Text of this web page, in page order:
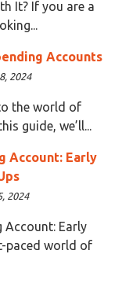
It? If you are a
Accounts
2024
the world of
guide, we’ll...
Account: Early
2024
Account: Early
paced world of